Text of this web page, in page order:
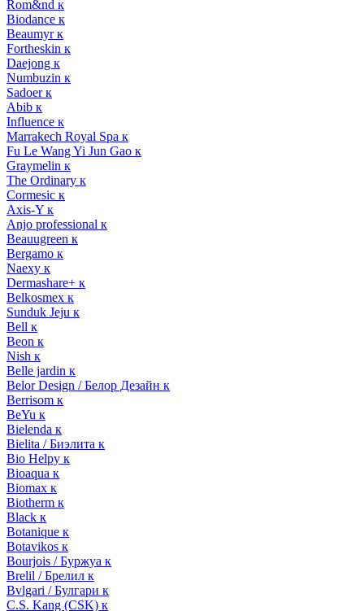
Rom&nd к
Biodance к
Beaumyr к
Fortheskin к
Daejong к
Numbuzin к
Sadoer к
Abib к
Influence к
Marrakech Royal Spa к
Fu Le Wang Yi Jun Gao к
Graymelin к
The Ordinary к
Cormesic к
Axis-Y к
Anjo professional к
Beauugreen к
Bergamo к
Naexy к
Dermashare+ к
Belkosmex к
Sunduk Jeju к
Bell к
Beon к
Nish к
Belle jardin к
Belor Design / Белор Дезайн к
Berrisom к
BeYu к
Bielenda к
Bielita / Биэлита к
Bio Helpy к
Bioaqua к
Biomax к
Biotherm к
Black к
Botanique к
Botavikos к
Bourjois / Буржуа к
Brelil / Брелил к
Bvlgari / Булгари к
C.S. Kang (CSK) к